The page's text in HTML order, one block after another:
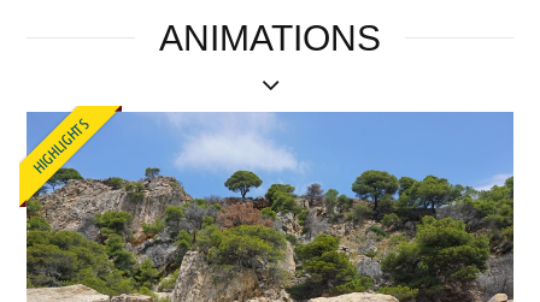
ANIMATIONS
HIGHLIGHTS